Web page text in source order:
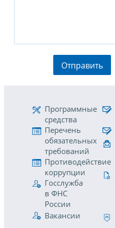
Отправить
Программные
средства
Перечень
обязательных
требований
Противодействие
коррупции
Госслужба
в ФНС
России
Вакансии